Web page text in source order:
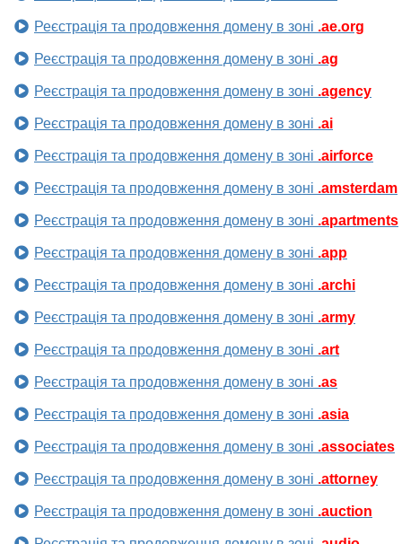
Реєстрація та продовження домену в зоні .ae.org
Реєстрація та продовження домену в зоні .ag
Реєстрація та продовження домену в зоні .agency
Реєстрація та продовження домену в зоні .ai
Реєстрація та продовження домену в зоні .airforce
Реєстрація та продовження домену в зоні .amsterdam
Реєстрація та продовження домену в зоні .apartments
Реєстрація та продовження домену в зоні .app
Реєстрація та продовження домену в зоні .archi
Реєстрація та продовження домену в зоні .army
Реєстрація та продовження домену в зоні .art
Реєстрація та продовження домену в зоні .as
Реєстрація та продовження домену в зоні .asia
Реєстрація та продовження домену в зоні .associates
Реєстрація та продовження домену в зоні .attorney
Реєстрація та продовження домену в зоні .auction